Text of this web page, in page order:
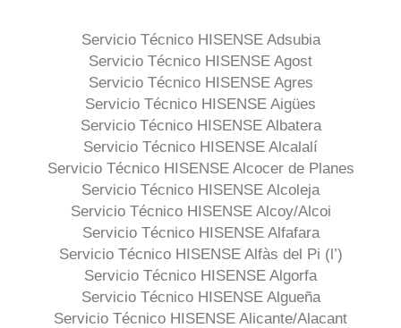
Servicio Técnico HISENSE Adsubia
Servicio Técnico HISENSE Agost
Servicio Técnico HISENSE Agres
Servicio Técnico HISENSE Aigües
Servicio Técnico HISENSE Albatera
Servicio Técnico HISENSE Alcalalí
Servicio Técnico HISENSE Alcocer de Planes
Servicio Técnico HISENSE Alcoleja
Servicio Técnico HISENSE Alcoy/Alcoi
Servicio Técnico HISENSE Alfafara
Servicio Técnico HISENSE Alfàs del Pi (l’)
Servicio Técnico HISENSE Algorfa
Servicio Técnico HISENSE Algueña
Servicio Técnico HISENSE Alicante/Alacant